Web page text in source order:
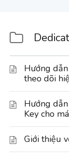
Hướng
theo dõi
Hướng
Key cho
Giới thiệu